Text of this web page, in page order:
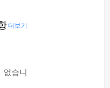
없습니
더보기